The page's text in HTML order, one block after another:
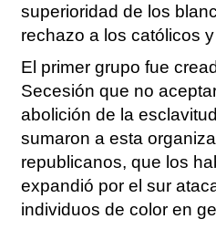
superioridad de los
rechazo a los católicos
El primer grupo fue
Secesión que no
abolición de la
sumaron a esta
republicanos, que los
expandió por el sur
individuos de color en